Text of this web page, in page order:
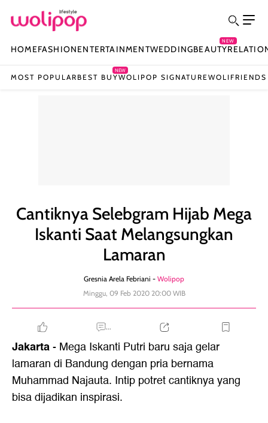
HOMEFASHIONENTERTAINMENTWEDDINGBEAUTY
NEW
MOST POPULAR BEST BUY
NEW
WOLIPOP SIGNATUREWOLIFRIENDS
Cantiknya Selebgram Hijab Mega
Iskanti Saat Melangsungkan
Lamaran
Gresnia Arela Febriani - Wolipop
Minggu, 09 Feb 2020 20:00 WIB
...
Jakarta- Mega Iskanti Putri baru saja gelar
lamaran di Bandung dengan pria bernama
Muhammad Najauta. Intip potret cantiknya yang
bisa dijadikan inspirasi.